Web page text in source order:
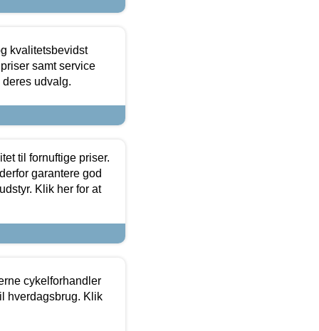
kvalitetsbevidst
samt service
udvalg.
til fornuftige priser.
garantere god
Klik her for at
cykelforhandler
hverdagsbrug. Klik